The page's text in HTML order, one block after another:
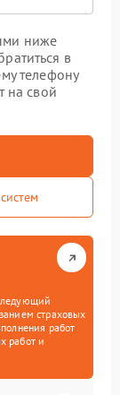
ниже
в
телефону
на свой
страховых
работ
работ и